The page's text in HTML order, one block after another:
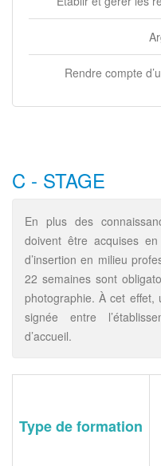
Rendre compte
C - STAGE
En plus des
doivent être acquises
d’insertion en milieu
22 semaines sont
photographie. À cet
signée entre
d’accueil.
Type de formation